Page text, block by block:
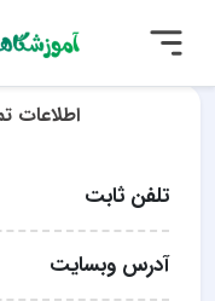
اطلاعات
تلفن ثابت
آدرس وبسایت